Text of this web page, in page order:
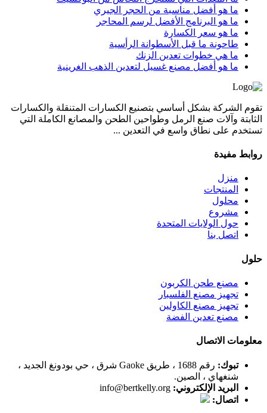
ما هو أفضل مناسبة من الحجر الجيري
ما هو البرنامج الأفضل لرسم المحاجر
ما هو سعر الكسارة
طاحونة ما قبل الأسطوانة الرأسية
ما هي خطوات تعدين الزنك
ما هو أفضل مصنع غسيل لتعدين الذهب الغرينية
تقوم الشركة بشكل أساسي بتصنيع الكسارات المتنقلة والكسارات
الثابتة وآلات صنع الرمل وطواحين الطحن والمصانع الكاملة التي
تستخدم على نطاق واسع في التعدين ...
روابط مفيدة
منزل
المنتجات
محلول
مشروع
حول الولايات المتحدة
اتصل بنا
حلول
مصنع طحن الكربون
تجهيز مصنع الفلسبار
تجهيز مصنع الكاولين
مصنع تعدين الفضة
معلومات الاتصال
تبوك:
رقم 1688 ، طريق Gaoke شرق ، حي بودونغ الجديد ،
شنغهاي ، الصين.
البريد الإلكتروني: info@bertkelly.org
اتصال: